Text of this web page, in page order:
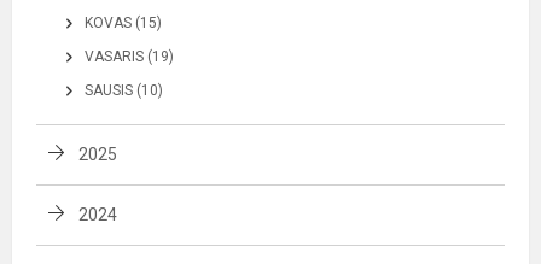
KOVAS (15)
VASARIS (19)
SAUSIS (10)
2025
2024